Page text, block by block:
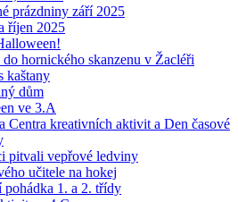
prázdniny září 2025
říjen 2025
hornického skanzenu v Žacléři
kaštany
dům
ve 3.A
Centra kreativních aktivit a Den časové
pitvali vepřové ledviny
učitele na hokej
pohádka 1. a 2. třídy